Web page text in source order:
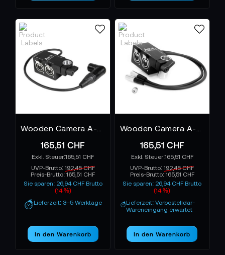
Umgebungen, in denen Ton keine zweite Chance
bekommt, ist diese Kategorie unverzichtbar.
165,51 CHF
165,51 CHF
UVP-Brutto: 192,45 CHF
Preis-Brutto:165,51 CHF
Sie sparen: 26,94 CHF Brutto
(14 %)
Lieferzeit: 3–5 Werktage
In den Warenkorb
165,51 CHF
165,51 CHF
UVP-Brutto:192,45 CHF
Preis-Brutto: 165,51 CHF
Sie sparen: 26,94 CHF Brutto
(14 %)
Lieferzeit: Vorbestelldar-
Wareneingang erwartet
In den Warenkorb